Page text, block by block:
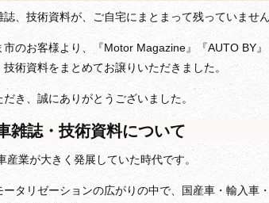
、技術資料が、ご自宅にまとまって残っていませ
市のお客様より、『Motor Magazine』『AUTO BY
術資料をまとめてお譲りいただきました。
き、誠にありがとうございました。
雑誌・技術資料について
業が大きく発展していた時代です。
タリゼーションの広がりの中で、国産車・輸入車